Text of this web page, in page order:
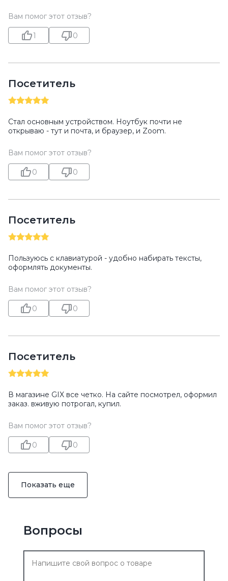
Вам помог этот отзыв?
1 0
Посетитель
Стал основным устройством. Ноутбук почти не
открываю - тут и почта, и браузер, и Zoom.
Вам помог этот отзыв?
0 0
Посетитель
Пользуюсь с клавиатурой - удобно набирать тексты,
оформлять документы.
Вам помог этот отзыв?
0 0
Посетитель
В магазине GIX все четко. На сайте посмотрел, оформил
заказ. вживую потрогал, купил.
Вам помог этот отзыв?
0 0
Показать еще
Вопросы